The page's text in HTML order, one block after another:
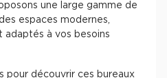
une large gamme de
espaces modernes,
adaptés à vos besoins
pour découvrir ces bureaux